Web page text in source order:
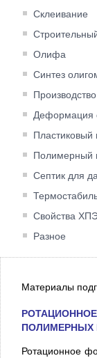
Склеивание
Олифа
Синтез
Деформация
Пластиковый
Полимерный
Септик для
Свойства
Разное
Материалы
ПОЛИМЕРНЫХ
Ротационное